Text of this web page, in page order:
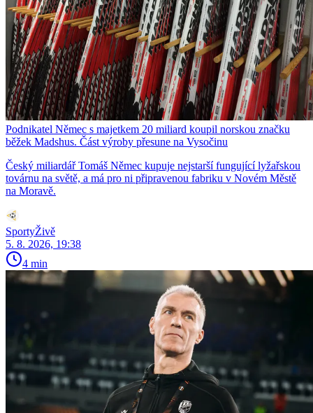
Podnikatel Němec s majetkem 20 miliard koupil norskou značku
běžek Madshus. Část výroby přesune na Vysočinu
Český miliardář Tomáš Němec kupuje nejstarší fungující lyžařskou
továrnu na světě, a má pro ni připravenou fabriku v Novém Městě
na Moravě.
SportyŽivě
5. 8. 2026, 19:38
4 min